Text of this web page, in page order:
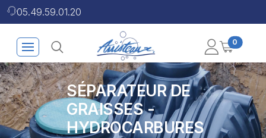
05.49.59.01.20
0
SÉPARATEUR DE
GRAISSES -
HYDROCARBURES